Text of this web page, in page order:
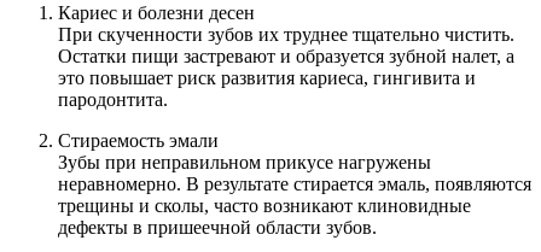
Кариес и болезни десен
При скученности зубов их труднее тщательно чистить.
Остатки пищи застревают и образуется зубной налет, а
это повышает риск развития кариеса, гингивита и
пародонтита.
Стираемость эмали
Зубы при неправильном прикусе нагружены
неравномерно. В результате стирается эмаль, появляются
трещины и сколы, часто возникают клиновидные
дефекты в пришеечной области зубов.